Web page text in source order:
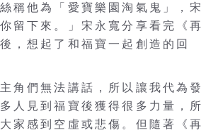
稱他為「愛寶樂園淘氣鬼」，宋
留下來。」宋永寬分享看完《再
，想起了和福寶一起創造的回
角們無法講話，所以讓我代為發
人見到福寶後獲得很多力量，所
家感到空虛或悲傷。但隨著《再